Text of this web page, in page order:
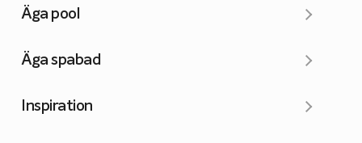
Äga pool
Äga spabad
Inspiration